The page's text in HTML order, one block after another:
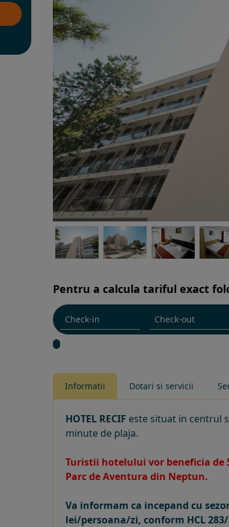
Pentru a calcula tariful exact
Informatii Dotari si servicii
HOTEL RECIF este situat in centrul
minute de plaja.
Turistii hotelului vor beneficia de
Parc de Aventura din Neptun.
Va informam ca incepand cu
lei/persoana/zi, conform HCL